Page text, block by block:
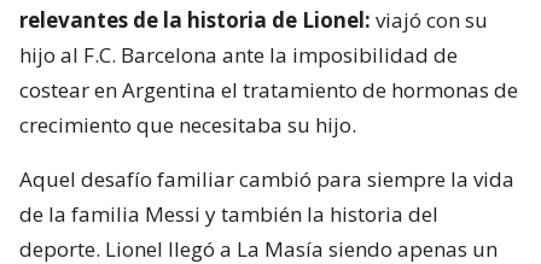
relevantes de la historia de Lionel: viajó con su
hijo al F.C. Barcelona ante la imposibilidad de
costear en Argentina el tratamiento de hormonas de
crecimiento que necesitaba su hijo.
Aquel desafío familiar cambió para siempre la vida
de la familia Messi y también la historia del
deporte. Lionel llegó a La Masía siendo apenas un